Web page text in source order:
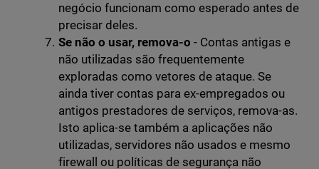
negócio funcionam como esperado antes de
precisar deles.
Se não o usar, remova-o - Contas antigas e
não utilizadas são frequentemente
exploradas como vetores de ataque. Se
ainda tiver contas para ex-empregados ou
antigos prestadores de serviços, remova-as.
Isto aplica-se também a aplicações não
utilizadas, servidores não usados e mesmo
firewall ou políticas de segurança não